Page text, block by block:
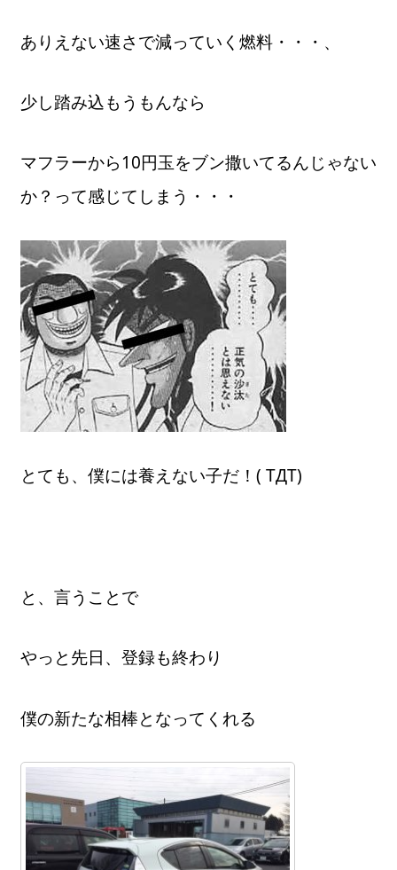
ありえない速さで減っていく燃料・・・、
少し踏み込もうもんなら
マフラーから10円玉をブン撒いてるんじゃない
か？って感じてしまう・・・
とても、僕には養えない子だ！( TДT)
と、言うことで
やっと先日、登録も終わり
僕の新たな相棒となってくれる